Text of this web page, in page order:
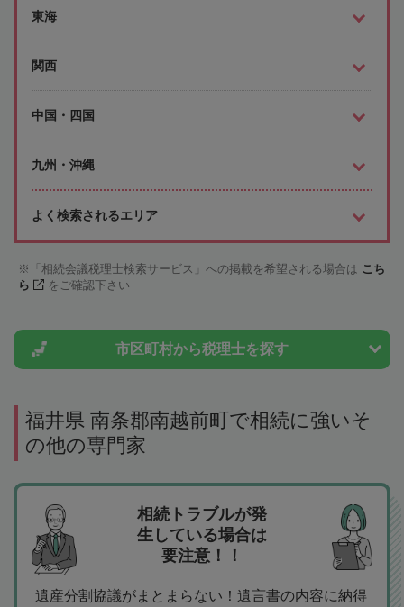
東海
関西
中国・四国
九州・沖縄
よく検索されるエリア
「相続会議税理士検索サービス」への掲載を希望される場合は こち
ら
をご確認下さい
市区町村から税理士を探す
福井県 南条郡南越前町で相続に強いそ
の他の専門家
相続トラブルが発
生している場合は
要注意！！
遺産分割協議がまとまらない！遺言書の内容に納得